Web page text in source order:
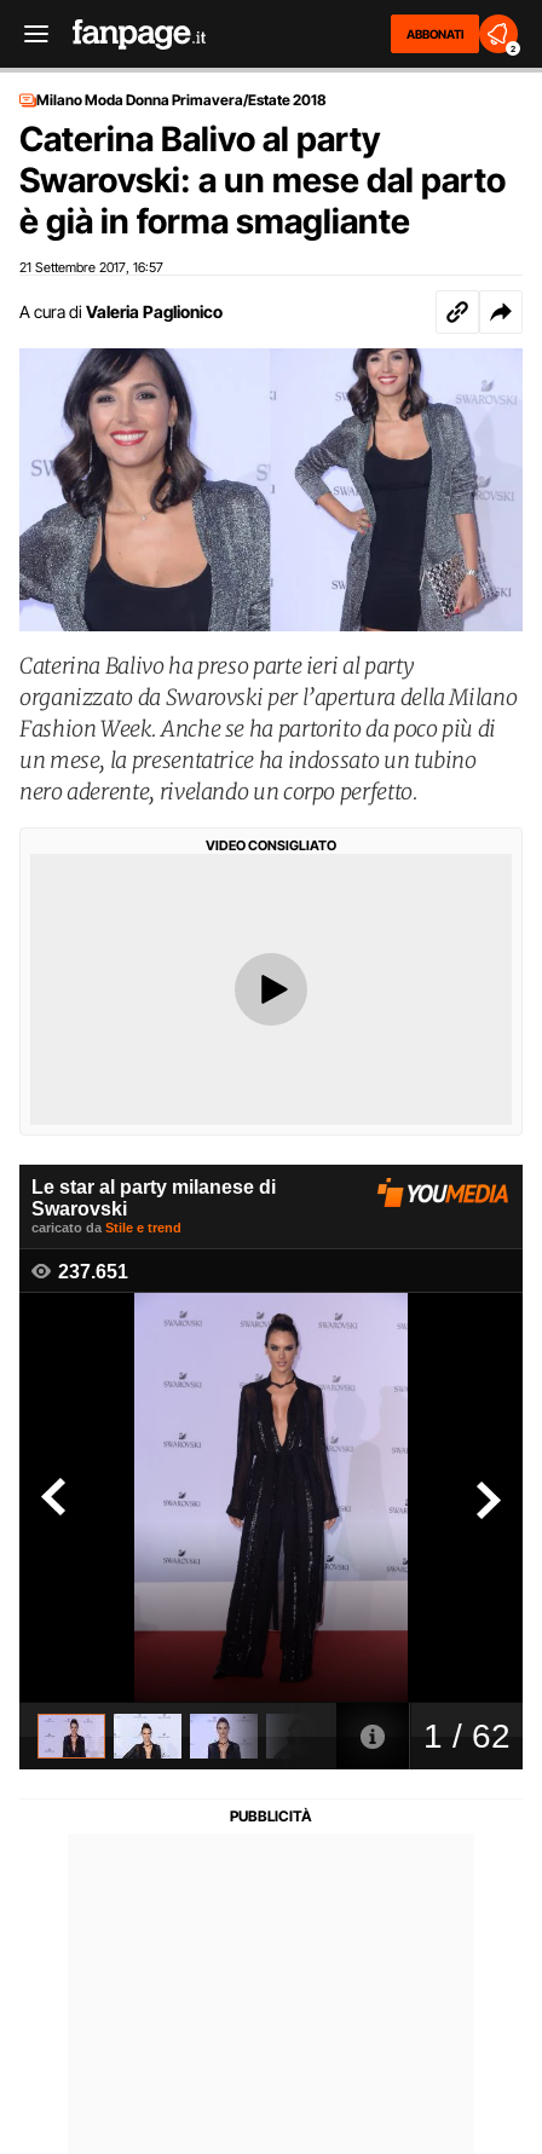
ABBONATI
2
Milano Moda Donna Primavera/Estate 2018
Caterina Balivo al party
Swarovski: a un mese dal parto
è già in forma smagliante
21 Settembre 2017 16:57
A cura di Valeria Paglionico
Caterina Balivo ha preso parte ieri al party
organizzato da Swarovski per l’apertura della Milano
Fashion Week. Anche se ha partorito da poco più di
un mese, la presentatrice ha indossato un tubino
nero aderente, rivelando un corpo perfetto.
VIDEO CONSIGLIATO